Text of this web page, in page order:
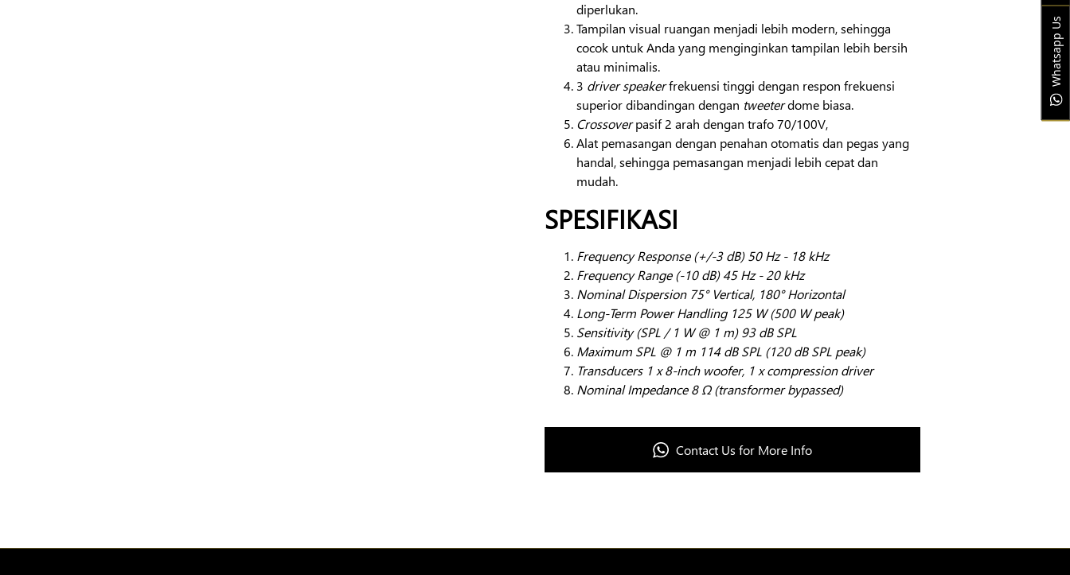
diperlukan.
Tampilan visual ruangan menjadi lebih modern, sehingga
cocok untuk Anda yang menginginkan tampilan lebih bersih
atau minimalis.
3 driver speakerfrekuensi tinggi dengan respon frekuensi
superior dibandingan dengan tweeterdome biasa.
Crossoverpasif 2 arah dengan trafo 70/100V,
Alat pemasangan dengan penahan otomatis dan pegas yang
handal, sehingga pemasangan menjadi lebih cepat dan
mudah.
SPESIFIKASI
Frequency Response (+/-3 dB) 50 Hz - 18 kHz
Frequency Range (-10 dB) 45 Hz - 20 kHz
Nominal Dispersion 75° Vertical, 180° Horizontal
Long-Term Power Handling 125 W (500 W peak)
Sensitivity (SPL / 1 W @ 1 m) 93 dB SPL
Maximum SPL @ 1 m 114 dB SPL (120 dB SPL peak)
Transducers 1 x 8-inch woofer, 1 x compression driver
Nominal Impedance 8 Ω (transformer bypassed)
Contact Us for More Info
Whatsapp Us